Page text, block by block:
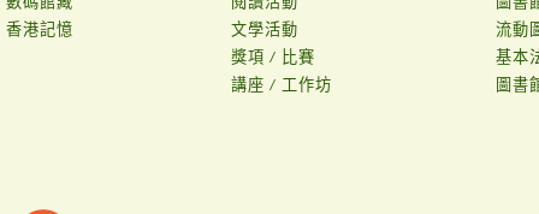
香港記憶
文學活動
獎項 / 比賽
講座 / 工作坊
流動
基本
圖書